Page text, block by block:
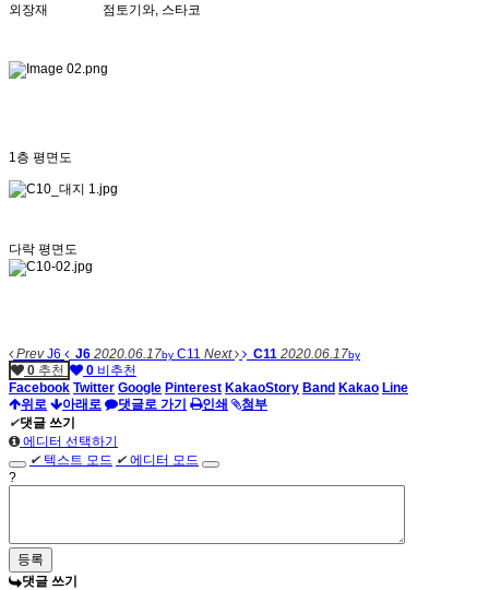
외장재
점토기와, 스타코
1층 평면도
다락 평면도
PrevJ6 J6 2020.06.17by C11 Next C11 2020.06.17by
0 추천 0 비추천
Facebook Twitter Google Pinterest KakaoStory Band Kakao Line
위로
아래로 댓글로 가기 인쇄
첨부
✔댓글 쓰기
에디터 선택하기
✔ 텍스트 모드 ✔에디터 모드
?
댓글 쓰기